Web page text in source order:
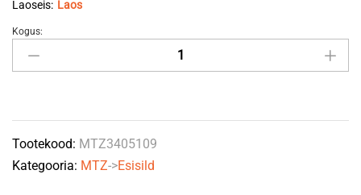
Laoseis: Laos
Kaitsekumm
F80-
quantity
Kogus:
Tootekood: MTZ3405109
Kategooria: MTZ->Esisild